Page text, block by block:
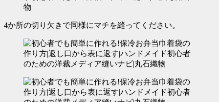
4か所の切り欠きで同様にマチを縫ってください。